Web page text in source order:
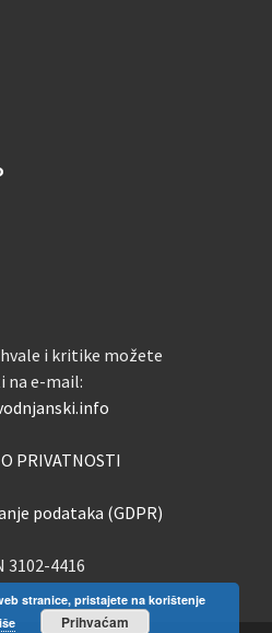
i kritike možete
na e-mail:
PRIVATNOSTI
podataka (GDPR)
3102-4416
stranice, pristajete na korištenje
Prihvaćam